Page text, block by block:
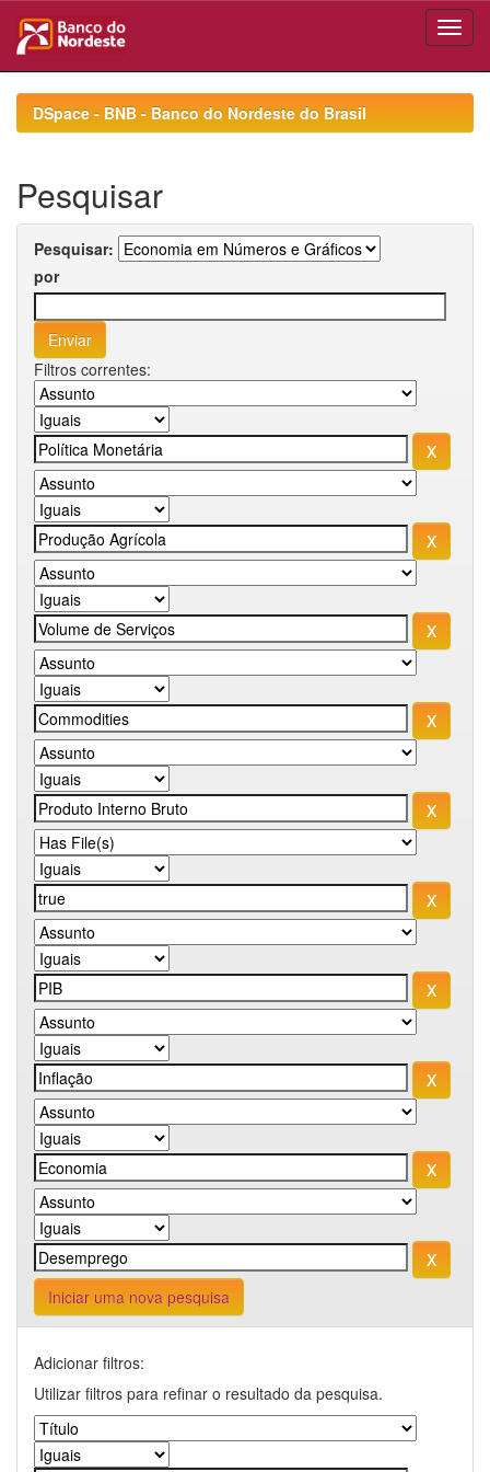
navigationDSpace - BNB - Banco do Nordeste do Brasil
Pesquisar
Pesquisar:
por
Filtros correntes:
Iniciar uma nova pesquisa
Adicionar filtros:
Utilizar filtros para refinar o resultado da pesquisa.